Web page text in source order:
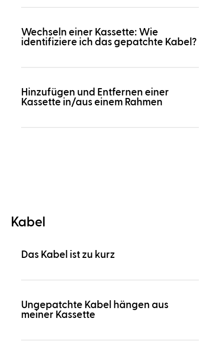
Wechseln einer Kassette: Wie
identifiziere ich das gepatchte Kabel?
Hinzufügen und Entfernen einer
Kassette in/aus einem Rahmen
Kabel
Das Kabel ist zu kurz
Ungepatchte Kabel hängen aus
meiner Kassette